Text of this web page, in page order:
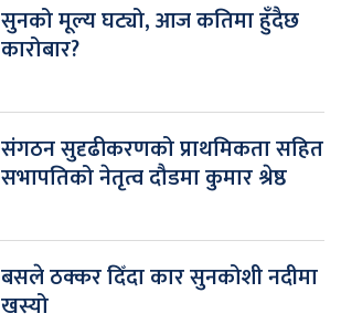
सुनको मूल्य घट्यो, आज कतिमा हुँदैछ
कारोबार?
संगठन सुदृढीकरणको प्राथमिकता सहित
सभापतिको नेतृत्व दौडमा कुमार श्रेष्ठ
बसले ठक्कर दिँदा कार सुनकोशी नदीमा
खस्यो